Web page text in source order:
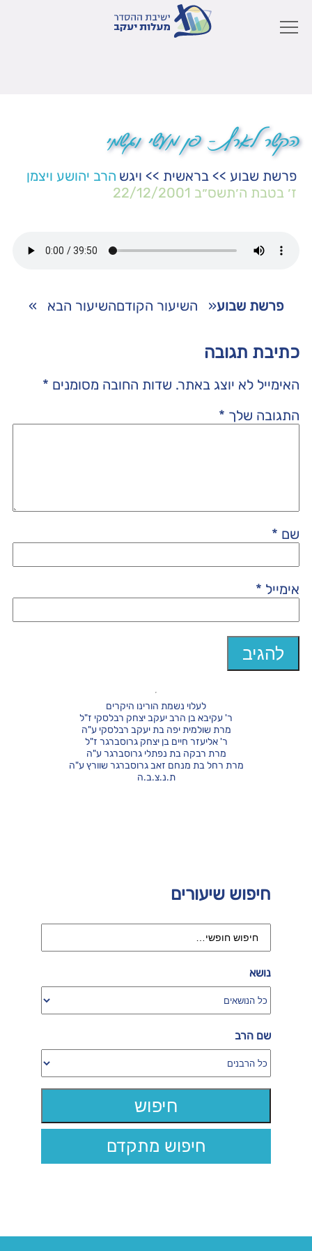
הקשר לארץ – פן מעשי וגשמי
פרשת שבוע >> בראשית >> ויגש הרב יהושע ויצמן
ז׳ בטבת ה׳תשס״ב 22/12/2001
פרשת שבוע« השיעור הקודםהשיעור הבא »
כתיבת תגובה
האימייל לא יוצג באתר. שדות החובה מסומנים *
התגובה שלך *
שם *
אימייל *
חיפוש שיעורים
נושא
שם הרב
חיפוש מתקדם
לעלוי נשמת הורינו היקרים
ר' עקיבא בן הרב יעקב יצחק רבלסקי ז"ל
מרת שולמית יפה בת יעקב רבלסקי ע"ה
ר' אליעזר חיים בן יצחק גרוסברגר ז"ל
מרת רבקה בת נפתלי גרוסברגר ע"ה
מרת רחל בת מנחם זאב גרוסברגר שוורץ ע"ה
ת.נ.צ.ב.ה